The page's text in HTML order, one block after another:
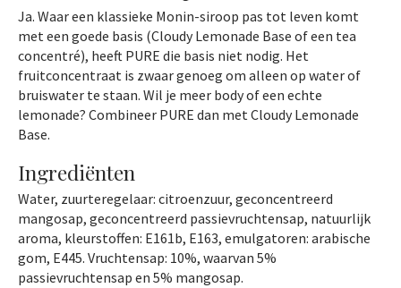
Ja. Waar een klassieke Monin-siroop pas tot leven komt
met een goede basis (Cloudy Lemonade Base of een tea
concentré), heeft PURE die basis niet nodig. Het
fruitconcentraat is zwaar genoeg om alleen op water of
bruiswater te staan. Wil je meer body of een echte
lemonade? Combineer PURE dan met Cloudy Lemonade
Base.
Ingrediënten
Water, zuurteregelaar: citroenzuur, geconcentreerd
mangosap, geconcentreerd passievruchtensap, natuurlijk
aroma, kleurstoffen: E161b, E163, emulgatoren: arabische
gom, E445. Vruchtensap: 10%, waarvan 5%
passievruchtensap en 5% mangosap.